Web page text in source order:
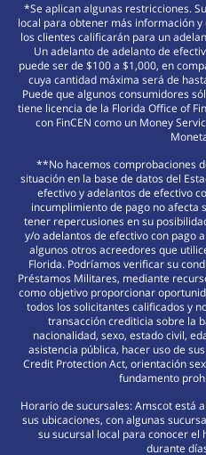
*Se aplican algunas restricciones.
local para obtener más información
los clientes calificarán para un
Un adelanto de adelanto de
puede ser de $100 a $1,000, en
cuya cantidad máxima será de
Puede que algunos consumidores
tiene licencia de la Florida Office of
con FinCEN como un Money
**No hacemos comprobaciones
situación en la base de datos del
efectivo y adelantos de efectivo
incumplimiento de pago no afecta
tener repercusiones en su
y/o adelantos de efectivo con pago
algunos otros acreedores que
Florida. Podríamos verificar su
Préstamos Militares, mediante
como objetivo proporcionar
todos los solicitantes calificados y
transacción crediticia sobre la
nacionalidad, sexo, estado civil,
asistencia pública, hacer uso de
Credit Protection Act, orientación
fundamento
Horario de sucursales: Amscot está
sus ubicaciones, con algunas
su sucursal local para conocer
durante